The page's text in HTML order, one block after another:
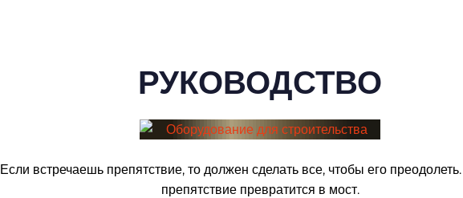
РУКОВОДСТВО
Если встречаешь препятствие, то должен сделать все, чтобы его преодолеть.
препятствие превратится в мост.